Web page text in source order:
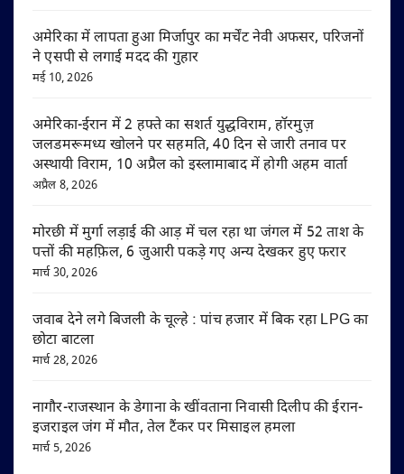
अमेरिका में लापता हुआ मिर्जापुर का मर्चेंट नेवी अफसर, परिजनों
ने एसपी से लगाई मदद की गुहार
मई 10, 2026
अमेरिका-ईरान में 2 हफ्ते का सशर्त युद्धविराम, हॉरमुज़
जलडमरूमध्य खोलने पर सहमति, 40 दिन से जारी तनाव पर
अस्थायी विराम, 10 अप्रैल को इस्लामाबाद में होगी अहम वार्ता
अप्रैल 8, 2026
मोरछी में मुर्गा लड़ाई की आड़ में चल रहा था जंगल में 52 ताश के
पत्तों की महफ़िल, 6 जुआरी पकड़े गए अन्य देखकर हुए फरार
मार्च 30, 2026
जवाब देने लगे बिजली के चूल्हे : पांच हजार में बिक रहा LPG का
छोटा बाटला
मार्च 28, 2026
नागौर-राजस्थान के डेगाना के खींवताना निवासी दिलीप की ईरान-
इजराइल जंग में मौत, तेल टैंकर पर मिसाइल हमला
मार्च 5, 2026